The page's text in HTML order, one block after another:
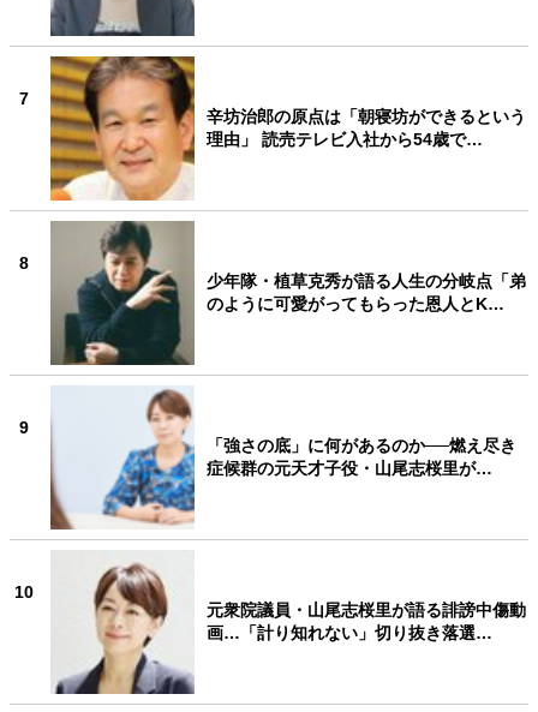
7
辛坊治郎の原点は「朝寝坊ができるという
理由」 読売テレビ入社から54歳で…
8
少年隊・植草克秀が語る人生の分岐点「弟
のように可愛がってもらった恩人とK…
9
「強さの底」に何があるのか──燃え尽き
症候群の元天才子役・山尾志桜里が…
10
元衆院議員・山尾志桜里が語る誹謗中傷動
画…「計り知れない」切り抜き落選…